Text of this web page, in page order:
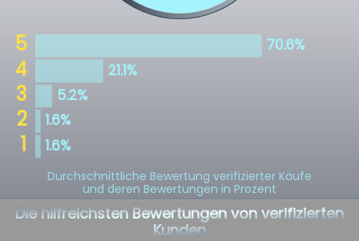
Durchschnittliche Bewertung verifizierter Käufe
und deren Bewertungen in Prozent
Die hilfreichsten Bewertungen von verifizierten
Kunden